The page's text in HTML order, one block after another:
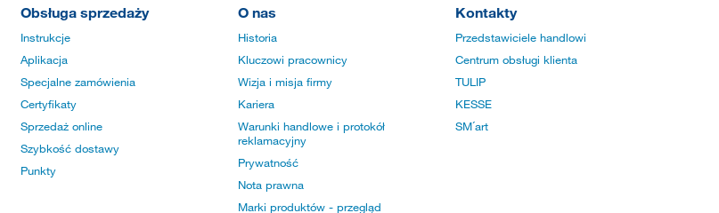
Obsługa sprzedaży
Instrukcje
Aplikacja
Specjalne zamówienia
Certyfikaty
Sprzedaż online
Szybkość dostawy
Punkty
O nas
Historia
Kluczowi pracownicy
Wizja i misja firmy
Kariera
Warunki handlowe i protokół
reklamacyjny
Prywatność
Nota prawna
Marki produktów - przegląd
Kontakty
Przedstawiciele handlowi
Centrum obsługi klienta
TULIP
KESSE
SM´art